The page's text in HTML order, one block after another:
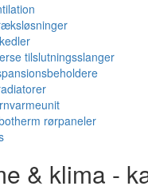
tilslutningsslanger
rørpaneler
& klima -